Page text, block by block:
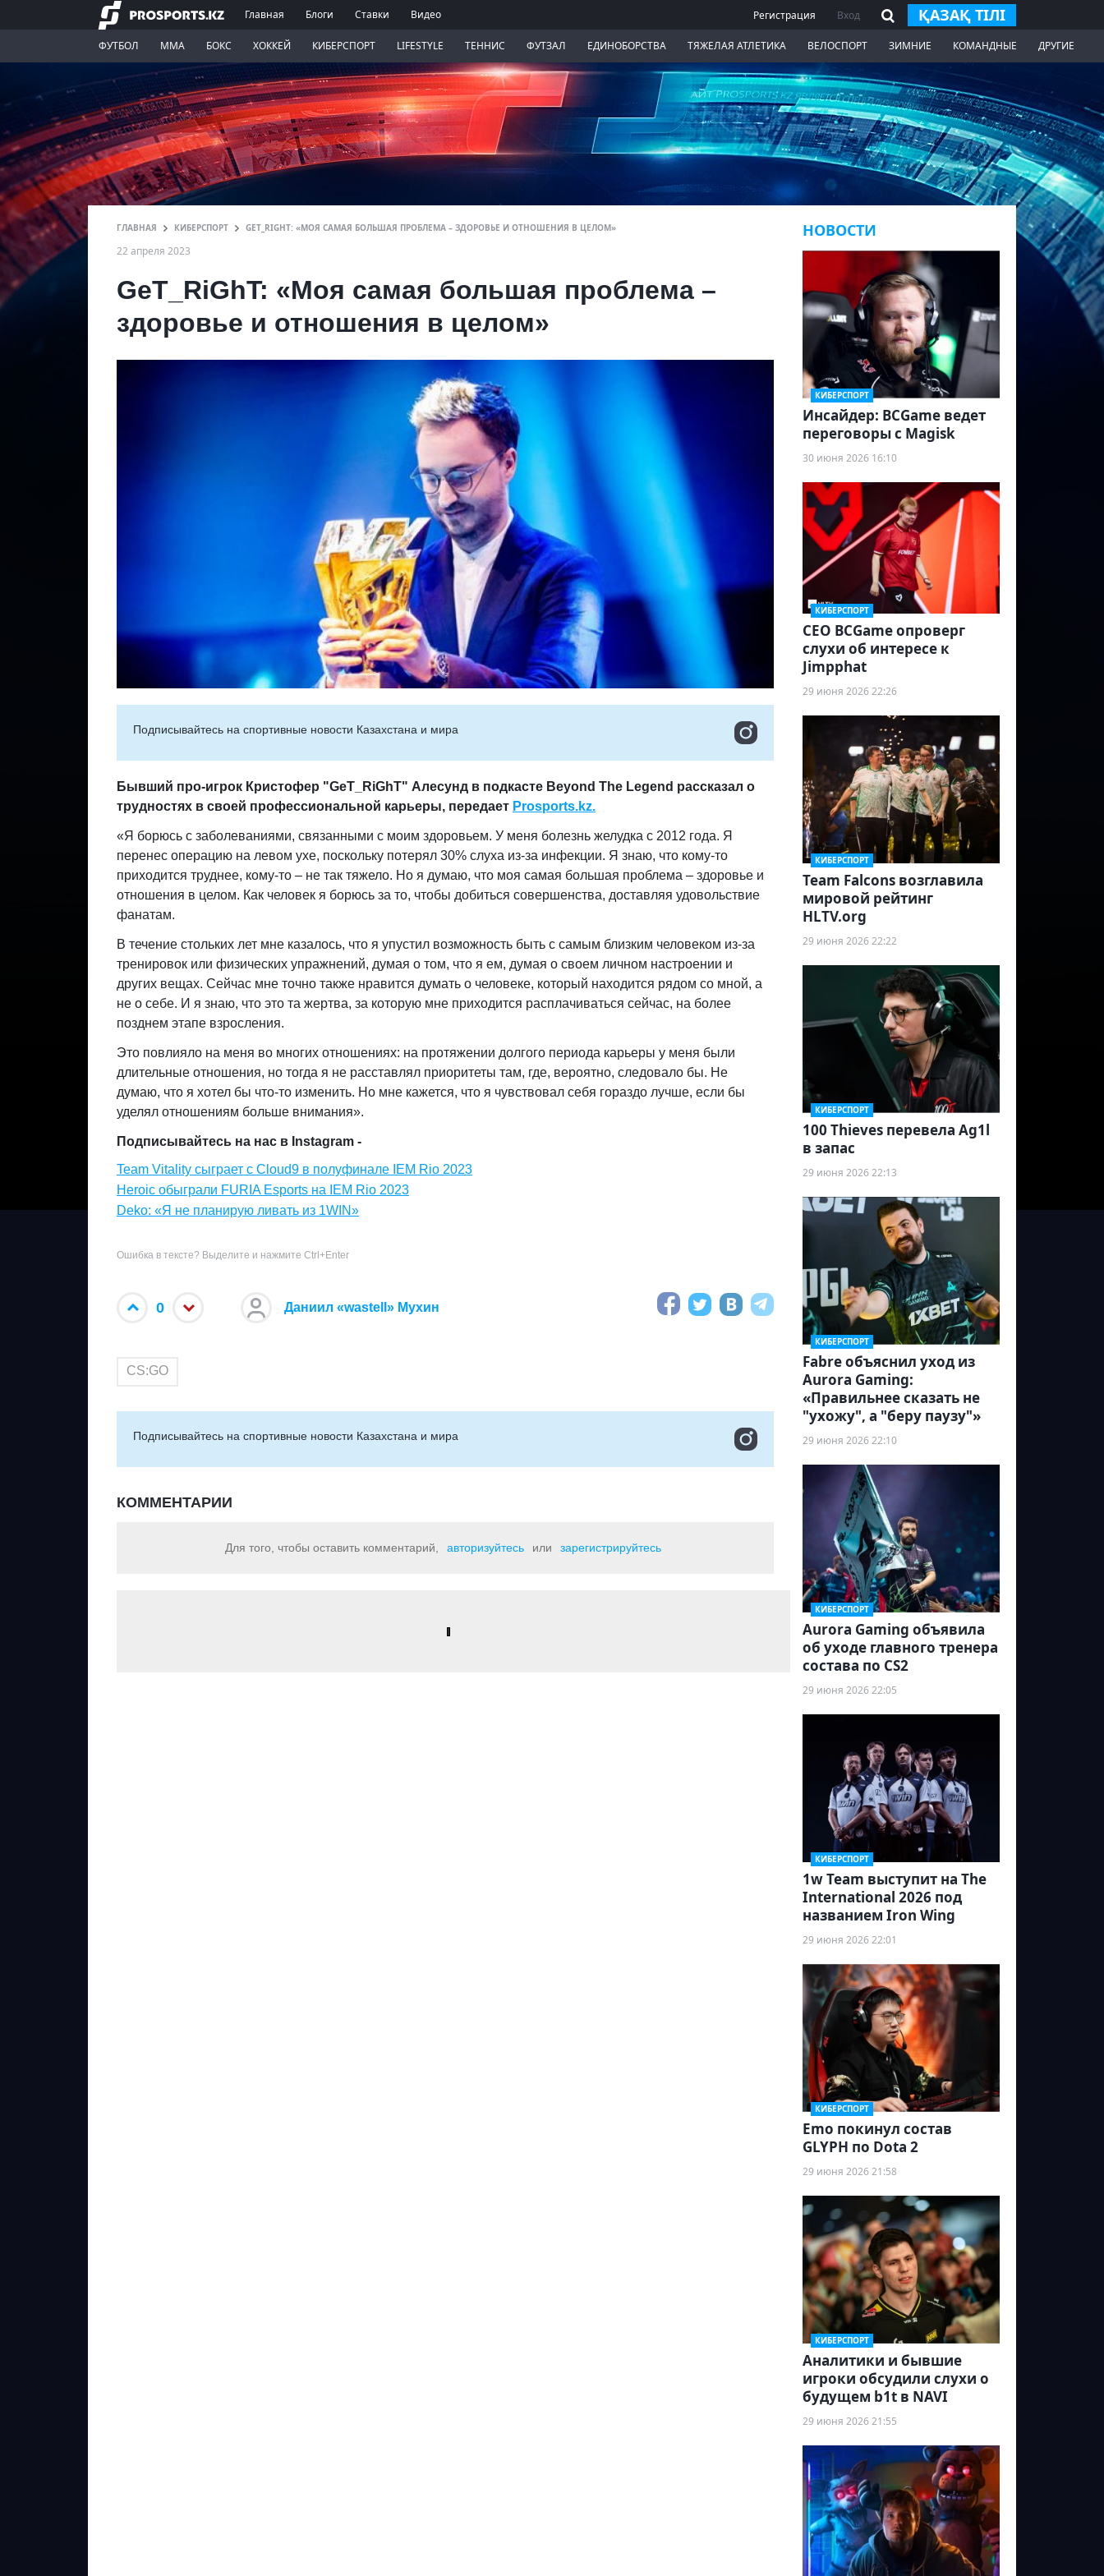
Главная Блоги Ставки Видео Регистрация Вход ҚАЗАҚ ТІЛІ
ФУТБОЛ ММА БОКС ХОККЕЙ КИБЕРСПОРТ LIFESTYLE ТЕННИС ФУТЗАЛ ЕДИНОБОРСТВА ТЯЖЕЛАЯ АТЛЕТИКА ВЕЛОСПОРТ ЗИМНИЕ КОМАНДНЫЕ ДРУГИЕ
ГЛАВНАЯ КИБЕРСПОРТ GET_RIGHT: «МОЯ САМАЯ БОЛЬШАЯ ПРОБЛЕМА – ЗДОРОВЬЕ И ОТНОШЕНИЯ В ЦЕЛОМ»
22 апреля 2023
GeT_RiGhT: «Моя самая большая проблема –
здоровье и отношения в целом»
Подписывайтесь на cпортивные новости Казахстана и мира
Бывший про-игрок Кристофер "GeT_RiGhT" Алесунд в подкасте Beyond The Legend рассказал о
трудностях в своей профессиональной карьеры, передает Prosports.kz.
«Я борюсь с заболеваниями, связанными с моим здоровьем. У меня болезнь желудка с 2012 года. Я
перенес операцию на левом ухе, поскольку потерял 30% слуха из-за инфекции. Я знаю, что кому-то
приходится труднее, кому-то – не так тяжело. Но я думаю, что моя самая большая проблема – здоровье и
отношения в целом. Как человек я борюсь за то, чтобы добиться совершенства, доставляя удовольствие
фанатам.
В течение стольких лет мне казалось, что я упустил возможность быть с самым близким человеком из-за
тренировок или физических упражнений, думая о том, что я ем, думая о своем личном настроении и
других вещах. Сейчас мне точно также нравится думать о человеке, который находится рядом со мной, а
не о себе. И я знаю, что это та жертва, за которую мне приходится расплачиваться сейчас, на более
позднем этапе взросления.
Это повлияло на меня во многих отношениях: на протяжении долгого периода карьеры у меня были
длительные отношения, но тогда я не расставлял приоритеты там, где, вероятно, следовало бы. Не
думаю, что я хотел бы что-то изменить. Но мне кажется, что я чувствовал себя гораздо лучше, если бы
уделял отношениям больше внимания».
Подписывайтесь на нас в Instagram -
Team Vitality сыграет с Cloud9 в полуфинале IEM Rio 2023
Heroic обыграли FURIA Esports на IEM Rio 2023
Deko: «Я не планирую ливать из 1WIN»
Ошибка в тексте? Выделите и нажмите Ctrl+Enter
0 Даниил «wastell» Мухин
CS:GO
Подписывайтесь на cпортивные новости Казахстана и мира
КОММЕНТАРИИ
Для того, чтобы оставить комментарий, авторизуйтесь или зарегистрируйтесь
НОВОСТИ
КИБЕРСПОРТ
Инсайдер: BCGame ведет
переговоры с Magisk
30 июня 2026 16:10
КИБЕРСПОРТ
CEO BCGame опроверг
слухи об интересе к
Jimpphat
29 июня 2026 22:26
КИБЕРСПОРТ
Team Falcons возглавила
мировой рейтинг
HLTV.org
29 июня 2026 22:22
КИБЕРСПОРТ
100 Thieves перевела Ag1l
в запас
29 июня 2026 22:13
КИБЕРСПОРТ
Fabre объяснил уход из
Aurora Gaming:
«Правильнее сказать не
"ухожу", а "беру паузу"»
29 июня 2026 22:10
КИБЕРСПОРТ
Aurora Gaming объявила
об уходе главного тренера
состава по CS2
29 июня 2026 22:05
КИБЕРСПОРТ
1w Team выступит на The
International 2026 под
названием Iron Wing
29 июня 2026 22:01
КИБЕРСПОРТ
Emo покинул состав
GLYPH по Dota 2
29 июня 2026 21:58
КИБЕРСПОРТ
Аналитики и бывшие
игроки обсудили слухи о
будущем b1t в NAVI
29 июня 2026 21:55